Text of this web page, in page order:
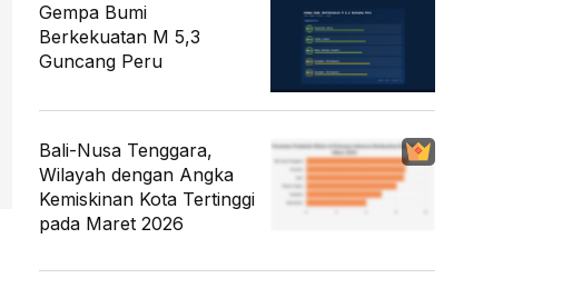
Gempa Bumi
Berkekuatan M 5,3
Guncang Peru
Bali-Nusa Tenggara,
Wilayah dengan Angka
Kemiskinan Kota Tertinggi
pada Maret 2026